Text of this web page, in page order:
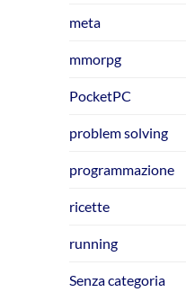
meta
mmorpg
PocketPC
problem solving
programmazione
ricette
running
Senza categoria